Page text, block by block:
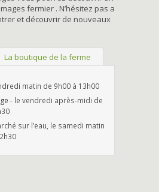
fermier . N’hésitez pas a
et découvrir de nouveaux
La boutique de la ferme
matin de 9h00 à 13h00
- le vendredi après-midi de
sur l’eau, le samedi matin